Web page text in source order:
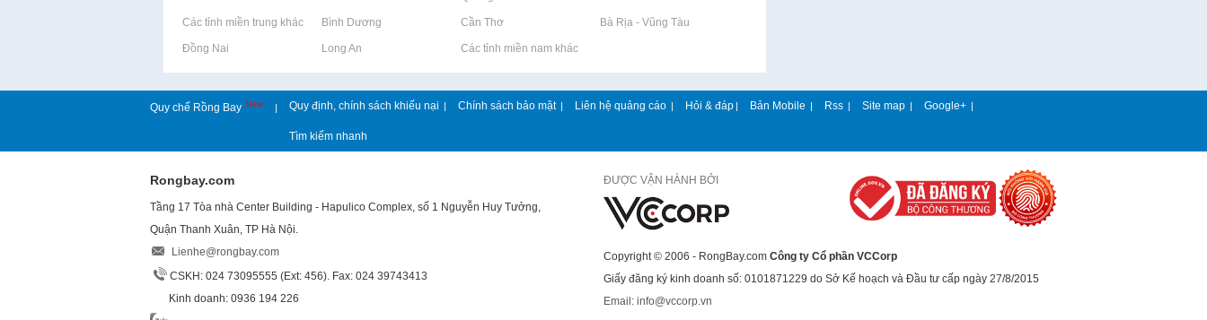
Rao vặt tại Các tỉnh miền trung khácRao vặt tại Bình Dương Rao vặt tại Cần Thơ Rao vặt tại Bà Rịa - Vũng Tàu
Rao vặt tại Đồng Nai Rao vặt tại Long An Rao vặt tại Các tỉnh miền nam khác
Quy chế Rồng Bay New | Quy định, chính sách khiếu nại | Chính sách bảo mật | Liên hệ quảng cáo | Hỏi & đáp | Bản Mobile | Rss | Site map | Google+ |
Tìm kiếm nhanh
Rongbay.com
Tầng 17 Tòa nhà Center Building - Hapulico Complex, số 1 Nguyễn Huy Tưởng,
Quận Thanh Xuân, TP Hà Nội.
Lienhe@rongbay.com
CSKH: 024 73095555 (Ext: 456). Fax: 024 39743413
Kinh doanh: 0936 194 226
ĐƯỢC VẬN HÀNH BỞI
Copyright © 2006 - RongBay.com Công ty Cổ phần VCCorp
Giấy đăng ký kinh doanh số: 0101871229 do Sở Kế hoạch và Đầu tư cấp ngày 27/8/2015
Email: info@vccorp.vn